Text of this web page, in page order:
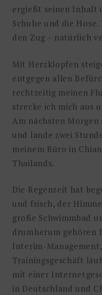
ergießt seinen Inhalt
Schuhe und die
den Zug – natürlich
Mit Herzklopfen
entgegen allen
rechtzeitig meinen
strecke ich mich aus
Am nächsten
und lande zwei
meinem Büro in
Thailands.
Die Regenzeit hat
und frisch, der
große Schwimmbad
drumherum gehören
Interim-
Trainingsgeschäft
mit einer
in Deutschland und